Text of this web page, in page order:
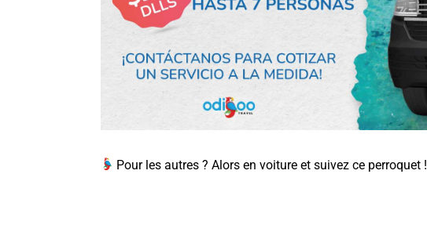
Pour les autres ? Alors en voiture et suivez ce perroquet !